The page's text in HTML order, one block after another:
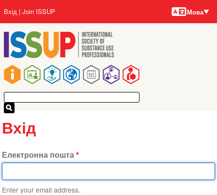
до
основного
вмісту
Main
navigation
User
account
menu
Вхід Join ISSUP Мови
Мова
Вхід
Електронна пошта
Enter your email address.